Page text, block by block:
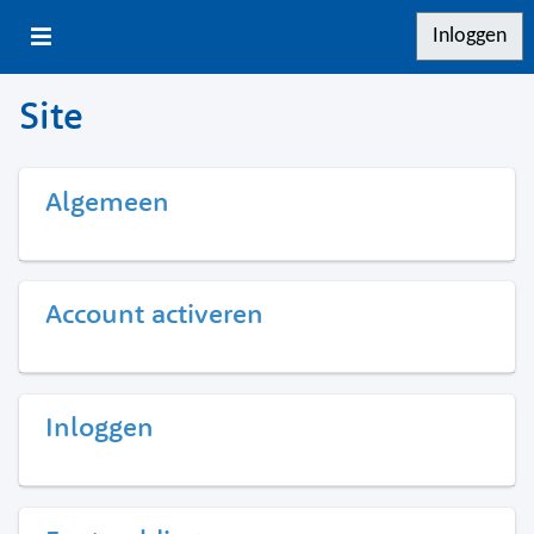
Inloggen
Site
Algemeen
Account activeren
Inloggen